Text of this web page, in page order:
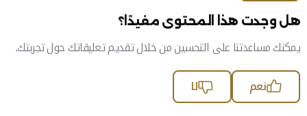
هل وجدت هذا المحتوى مفيدًا؟
يمكنك مساعدتنا على التحسين من خلال تقديم تعليقاتك حول تجربتك.
نعم
لا